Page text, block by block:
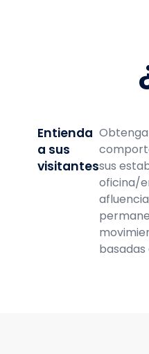
Entienda
a sus
visitantessus
oficina/
basadas